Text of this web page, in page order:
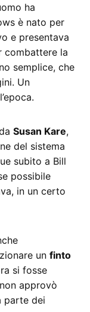
ha
è nato per
e presentava
combattere la
semplice, che
Un
Susan Kare,
del sistema
subito a Bill
possibile
in un certo
unfinto
si fosse
approvò
parte dei